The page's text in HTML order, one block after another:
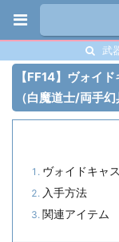
武
【FF14】ヴォイ
（白魔道士/両手
ヴォイドキャ
入手方法
関連アイテム